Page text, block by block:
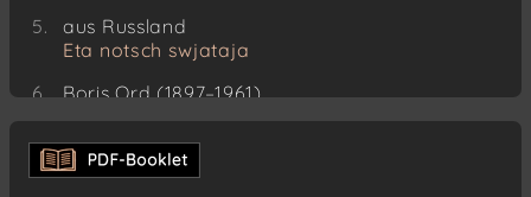
aus Russland
Eta notsch swjataja
Boris Ord (1897–1961)
Adam lay ybounden
Max Reger (1873–1916)
Mariä Wiegenlied (1912), op. 76 Nr. 52